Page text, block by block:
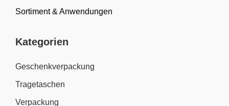
Sortiment & Anwendungen
Kategorien
Geschenkverpackung
Tragetaschen
Verpackung